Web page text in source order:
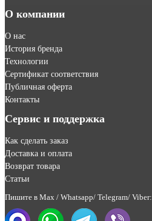
О компании
О нас
История бренда
Технологии
Сертификат соответствия
Публичная оферта
Контакты
Сервис и поддержка
Как сделать заказ
Доставка и оплата
Возврат товара
Статьи
Пишите в Max / Whatsapp/ Telegram/ Viber: